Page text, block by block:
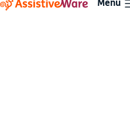
Menu
La CAA lui a